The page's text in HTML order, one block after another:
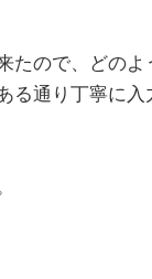
たので、どの
る通り丁寧に